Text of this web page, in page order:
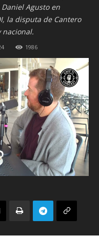
Agusto en
la disputa de Cantero
nacional.
1986